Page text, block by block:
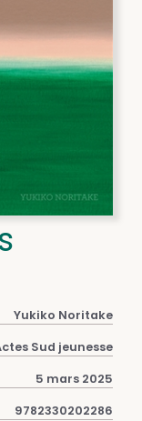
Yukiko Noritake
Sud jeunesse
5 mars 2025
9782330202286